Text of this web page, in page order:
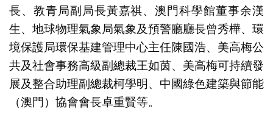
長、教青局副局長黃嘉祺、澳門科學館董事余漢
生、地球物理氣象局氣象及預警廳廳長曾秀樺、環
境保護局環保基建管理中心主任陳國浩、美高梅公
共及社會事務高級副總裁王如茵、美高梅可持續發
展及整合助理副總裁柯學明、中國綠色建築與節能
（澳門）協會會長卓重賢等。